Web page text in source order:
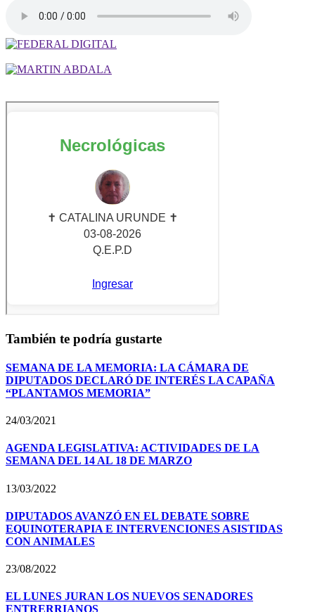
También te podría gustarte
SEMANA DE LA MEMORIA: LA CÁMARA DE
DIPUTADOS DECLARÓ DE INTERÉS LA CAPAÑA
“PLANTAMOS MEMORIA”
24/03/2021
AGENDA LEGISLATIVA: ACTIVIDADES DE LA
SEMANA DEL 14 AL 18 DE MARZO
13/03/2022
DIPUTADOS AVANZÓ EN EL DEBATE SOBRE
EQUINOTERAPIA E INTERVENCIONES ASISTIDAS
CON ANIMALES
23/08/2022
EL LUNES JURAN LOS NUEVOS SENADORES
ENTRERRIANOS